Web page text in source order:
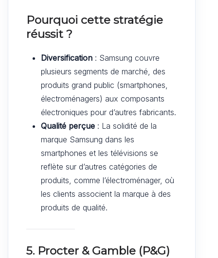
Pourquoi cette stratégie
réussit ?
Diversification : Samsung couvre
plusieurs segments de marché, des
produits grand public (smartphones,
électroménagers) aux composants
électroniques pour d’autres fabricants.
Qualité perçue : La solidité de la
marque Samsung dans les
smartphones et les télévisions se
reflète sur d’autres catégories de
produits, comme l’électroménager, où
les clients associent la marque à des
produits de qualité.
5. Procter & Gamble (P&G)